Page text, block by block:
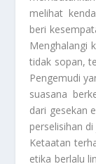
melihat
beri
Menghalangi
tidak sopan,
Pengemudi
suasana
dari gesekan
perselisihan di
Ketaatan
etika berlalu